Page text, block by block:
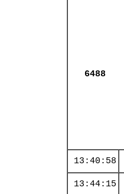
6488
13:40:58
13:44:15